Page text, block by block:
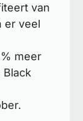
van
er veel
meer
Black